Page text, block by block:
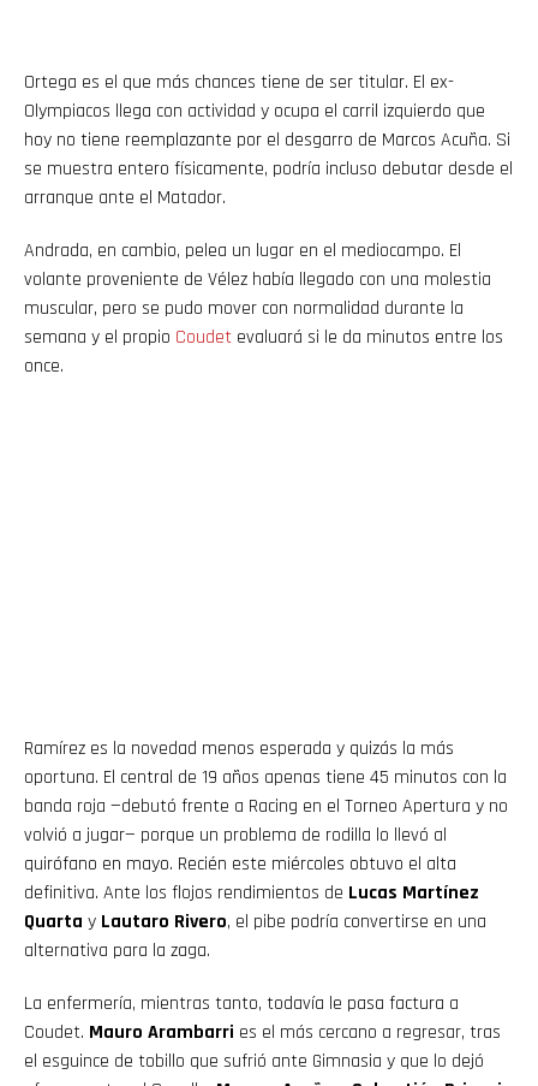
Ortega es el que más chances tiene de ser titular. El ex-
Olympiacos llega con actividad y ocupa el carril izquierdo que
hoy no tiene reemplazante por el desgarro de Marcos Acuña. Si
se muestra entero físicamente, podría incluso debutar desde el
arranque ante el Matador.
Andrada, en cambio, pelea un lugar en el mediocampo. El
volante proveniente de Vélez había llegado con una molestia
muscular, pero se pudo mover con normalidad durante la
semana y el propio Coudet evaluará si le da minutos entre los
once.
Ramírez es la novedad menos esperada y quizás la más
oportuna. El central de 19 años apenas tiene 45 minutos con la
banda roja —debutó frente a Racing en el Torneo Apertura y no
volvió a jugar— porque un problema de rodilla lo llevó al
quirófano en mayo. Recién este miércoles obtuvo el alta
definitiva. Ante los flojos rendimientos de Lucas Martínez
Quarta y Lautaro Rivero, el pibe podría convertirse en una
alternativa para la zaga.
La enfermería, mientras tanto, todavía le pasa factura a
Coudet. Mauro Arambarri es el más cercano a regresar, tras
el esguince de tobillo que sufrió ante Gimnasia y que lo dejó